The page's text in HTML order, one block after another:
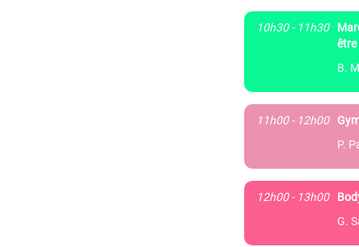
10h30 - 11h30
être
B.
11h00 - 12h00
P.
12h00 - 13h00
G.